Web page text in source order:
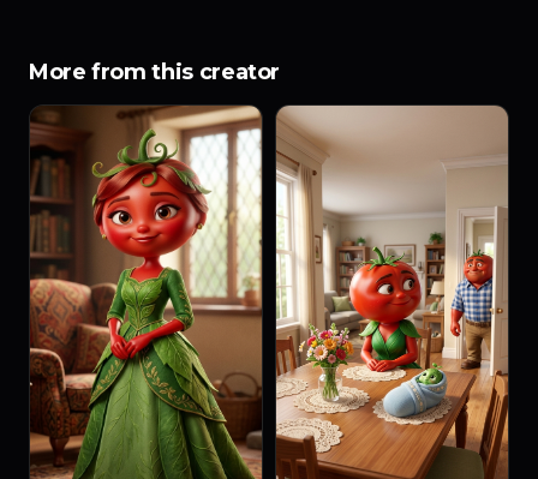
More from this creator